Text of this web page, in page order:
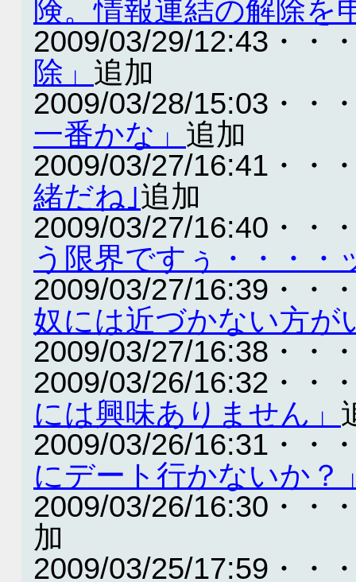
険。情報連結の解除を
2009/03/29/12:43・・
除」 追加
2009/03/28/15:03・・
一番かな」 追加
2009/03/27/16:41・・
緒だね｣追加
2009/03/27/16:40・・
う限界ですぅ・・・・
2009/03/27/16:39・・
奴には近づかない方が
2009/03/27/16:38・・
2009/03/26/16:32・・
には興味ありません」
2009/03/26/16:31・・
にデート行かないか？
2009/03/26/16:30・・
加
2009/03/25/17:59・・